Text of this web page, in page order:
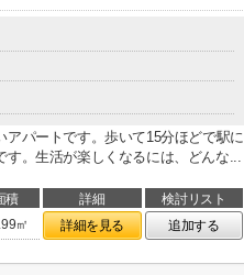
パートです。歩いて15分ほどで駅に
す。生活が楽しくなるには、どんな...
積 詳細
検討リスト
㎡ 詳細を見る 追加する